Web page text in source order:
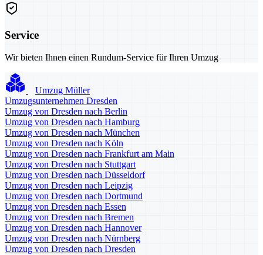
Service
Wir bieten Ihnen einen Rundum-Service für Ihren Umzug
Umzug Müller
Umzugsunternehmen Dresden
Umzug von Dresden nach Berlin
Umzug von Dresden nach Hamburg
Umzug von Dresden nach München
Umzug von Dresden nach Köln
Umzug von Dresden nach Frankfurt am Main
Umzug von Dresden nach Stuttgart
Umzug von Dresden nach Düsseldorf
Umzug von Dresden nach Leipzig
Umzug von Dresden nach Dortmund
Umzug von Dresden nach Essen
Umzug von Dresden nach Bremen
Umzug von Dresden nach Hannover
Umzug von Dresden nach Nürnberg
Umzug von Dresden nach Dresden